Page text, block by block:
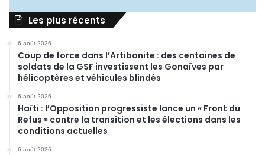
Les plus récents
6 août 2026
Coup de force dans l’Artibonite : des centaines de
soldats de la GSF investissent les Gonaïves par
hélicoptères et véhicules blindés
6 août 2026
Haïti : l’Opposition progressiste lance un « Front du
Refus » contre la transition et les élections dans les
conditions actuelles
6 août 2026